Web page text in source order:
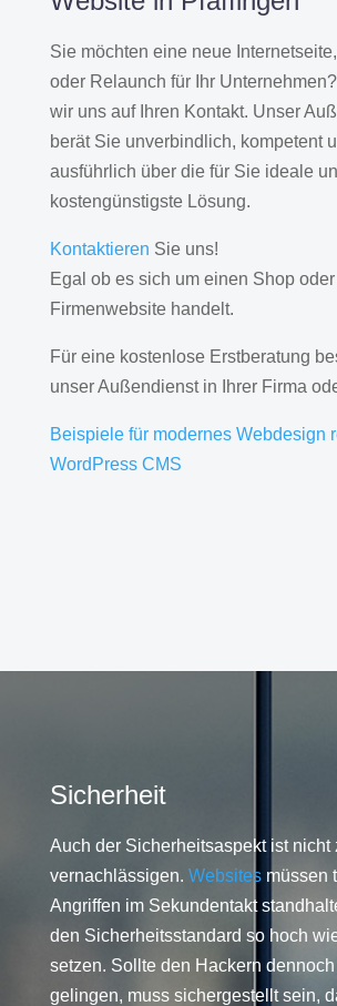
Sie möchten eine neue Internetseite,
oder Relaunch für Ihr
wir uns auf Ihren Kontakt. Unser
berät Sie unverbindlich, kompetent
ausführlich über die für Sie ideale
kostengünstigste Lösung.
Kontaktieren Sie uns!
Egal ob es sich um einen Shop
Firmenwebsite handelt.
Für eine kostenlose Erstberatung
unser Außendienst in Ihrer Firma
Beispiele für modernes Webdesign
WordPress CMS
Sicherheit
Auch der Sicherheitsaspekt ist nicht
vernachlässigen. Websitesmüssen
Angriffen im Sekundentakt
den Sicherheitsstandard so hoch
setzen. Sollte den Hackern
gelingen, muss sichergestellt sein,